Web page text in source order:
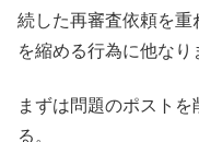
続した再審査依頼を
を縮める行為に他なり
まずは問題のポスト
る。